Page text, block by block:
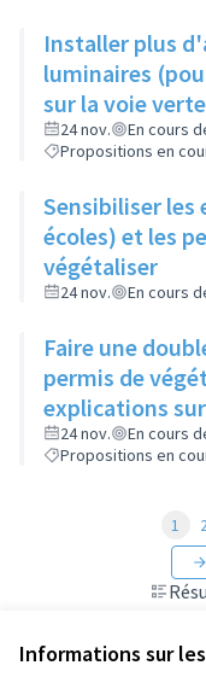
Informations sur
Installer plus
luminaires
sur la voie
et la rue de
24 nov.
En cours
Propositions en
Sensibiliser les
écoles) et les
végétaliser
24 nov. En cours
Faire une
permis de
explications
côté des
investir
24 nov.
En cours
Propositions en
1